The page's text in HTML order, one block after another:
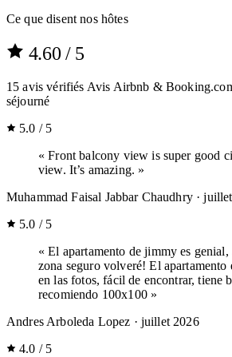
Ce que disent nos hôtes
4.60 / 5
15 avis vérifiés Avis Airbnb &
séjourné
5.0 / 5
« Front balcony view is super good
view. It’s amazing. »
Muhammad Faisal Jabbar Chaudhry·
5.0 / 5
« El apartamento de jimmy es
zona seguro volveré! El apartamento
en las fotos, fácil de encontrar, tiene
recomiendo 100x100 »
Andres Arboleda Lopez · juillet 2026
4.0 / 5